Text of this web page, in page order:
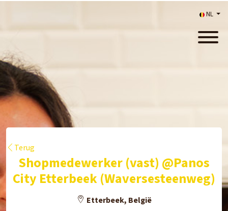
NL
Terug
Shopmedewerker (vast) @Panos
City Etterbeek (Waversesteenweg)
Etterbeek, België